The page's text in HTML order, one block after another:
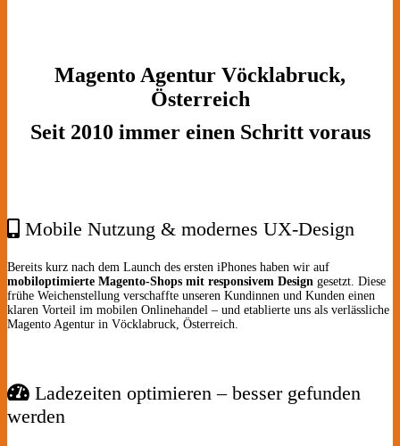
Magento Agentur Vöcklabruck,
Österreich
Seit 2010 immer einen Schritt voraus
Mobile Nutzung & modernes UX-Design
Bereits kurz nach dem Launch des ersten iPhones haben wir auf
mobiloptimierte Magento-Shops mit responsivem Design gesetzt. Diese
frühe Weichenstellung verschaffte unseren Kundinnen und Kunden einen
klaren Vorteil im mobilen Onlinehandel – und etablierte uns als verlässliche
Magento Agentur in Vöcklabruck, Österreich.
Ladezeiten optimieren – besser gefunden
werden